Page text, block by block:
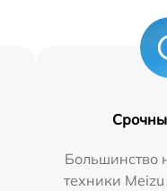
Большинство
техники